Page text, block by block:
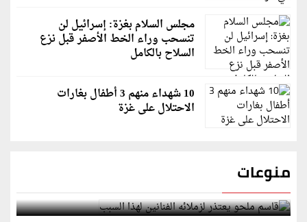
مجلس السلام بغزة: إسرائيل لن
تنسحب وراء الخط الأصفر قبل نزع
السلاح بالكامل
10 شهداء منهم 3 أطفال بغارات
الاحتلال على غزة
منوعات
قاسم ملحو يعتذر لزملائه الفنانين لهذا السبب